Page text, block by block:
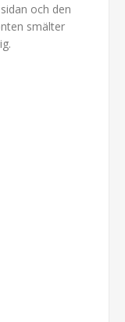
och den
smälter